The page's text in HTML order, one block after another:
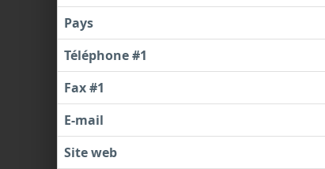
Pays
Téléphone #1
Fax #1
E-mail
Site web